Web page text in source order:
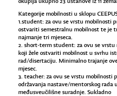
Kategorije mobilnosti u sklopu
1.student: za ovu se vrstu mobilnosti
ostvariti semestralnu mobilnost te je
najmanje tri mjeseca.
2. short-term student: za ovu se
koji žele ostvariti mobilnost u svrhu
rad/disertaciju. Minimalno trajanje
mjesec.
3. teacher: za ovu se vrstu mobilnosti
održavanja nastave/mentorskog rada
međusveučilišne suradnje. Sukladno